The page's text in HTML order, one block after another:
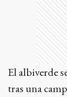
El albiverde
tras una